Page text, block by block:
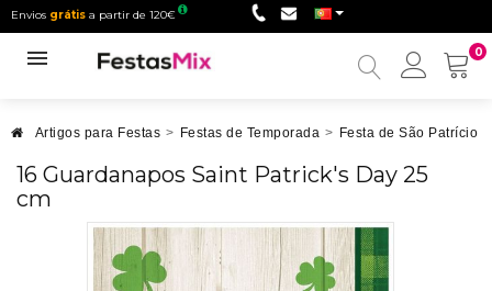
Envios grátis a partir de 120€
0
Minha
Artigos para Festas > Festas de Temporada > Festa de São Patrício
16 Guardanapos Saint Patrick's Day 25
cm